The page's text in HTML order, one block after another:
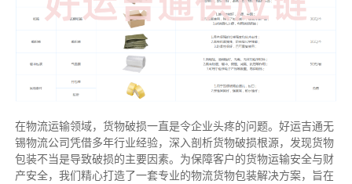
在物流运输领域，货物破损一直是令企业头疼的问题。好运吉通无
锡物流公司凭借多年行业经验，深入剖析货物破损根源，发现货物
包装不当是导致破损的主要因素。为保障客户的货物运输安全与财
产安全，我们精心打造了一套专业的物流货物包装解决方案，旨在